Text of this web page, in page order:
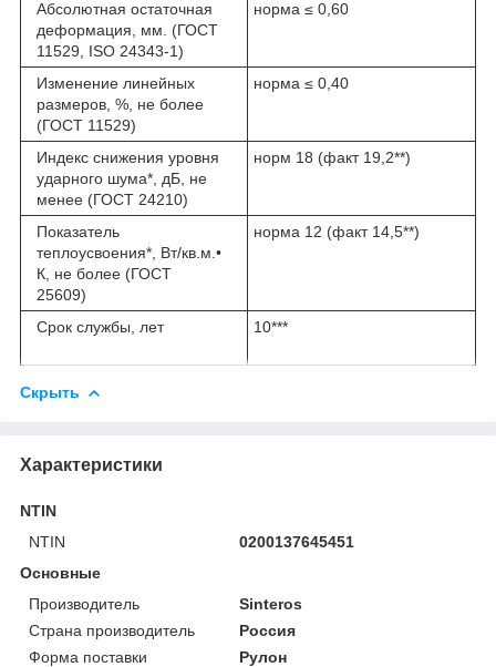
Абсолютная остаточная
деформация, мм. (ГОСТ
11529, ISO 24343-1)
норма ≤ 0,60
Изменение линейных
размеров, %, не более
(ГОСТ 11529)
норма ≤ 0,40
Индекс снижения уровня
ударного шума*, дБ, не
менее (ГОСТ 24210)
норм 18 (факт 19,2**)
Показатель
теплоусвоения*, Вт/кв.м.•
К, не более (ГОСТ
25609)
норма 12 (факт 14,5**)
Срок службы, лет 10***
Скрыть
Характеристики
NTIN
NTIN
0200137645451
Основные
Производитель
Sinteros
Страна производитель
Россия
Форма поставки
Рулон